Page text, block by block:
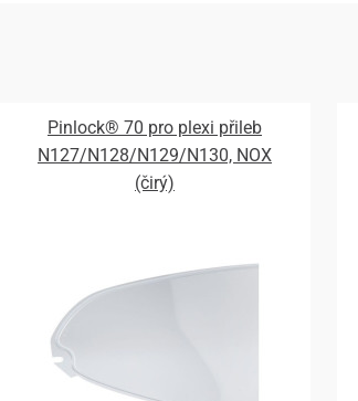
Pinlock® 70 pro plexi přileb
N127/N128/N129/N130, NOX
(čirý)